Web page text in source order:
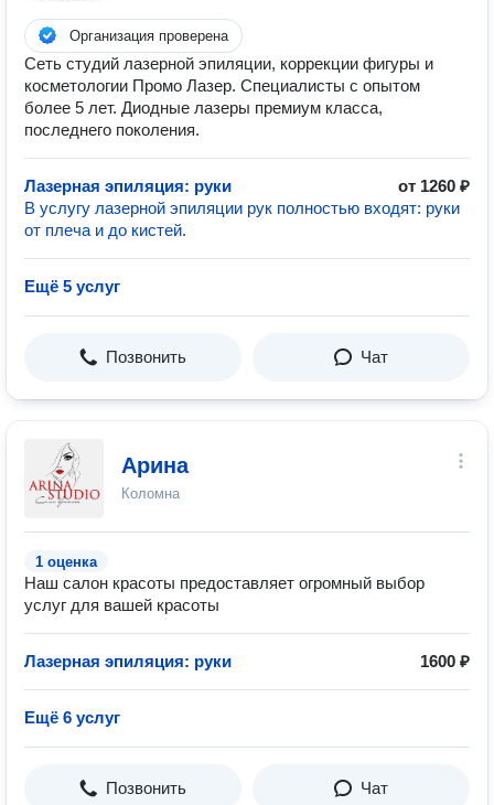
Организация проверена
Сеть студий лазерной эпиляции, коррекции фигуры и
косметологии Промо Лазер. Специалисты с опытом
более 5 лет. Диодные лазеры премиум класса,
последнего поколения.
Лазерная эпиляция: руки
от 1260 ₽
В услугу лазерной эпиляции рук полностью входят: руки
от плеча и до кистей.
Ещё 5 услуг
Позвонить Чат
Арина
Коломна
1 оценка
Наш салон красоты предоставляет огромный выбор
услуг для вашей красоты
Лазерная эпиляция: руки 1600 ₽
Ещё 6 услуг
Позвонить Чат